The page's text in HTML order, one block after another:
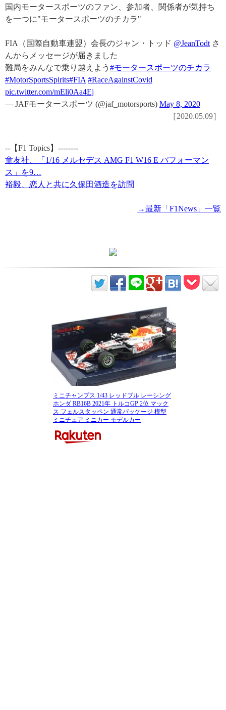
国内モータースポーツのファン、参加者、関係者が気持ち
を一つに"モータースポーツのチカラ"
FIA（国際自動車連盟）会長のジャン・トッド @JeanTodtさ
んからメッセージが届きました
難局をみんなで乗り越えよう #モータースポーツのチカラ
#MotorSportsSpirits#FIA #RaceAgainstCovid
pic.twitter.com/mEli0Aa4Ej
— JAFモータースポーツ (@jaf_motorsports) May 8, 2020
［2020.05.09］
--【F1 Topics】--------
童友社、「1/16 メルセデス AMG F1 W16 E パフォーマン
ス」を9…
裕毅、恋人と共に久保田酒造を訪問
→最新「F1News」一覧
ミニチャンプス 1/43 レッドブル レーシング
ホンダ RB16B 2021年 トルコGP 2位 マック
ス フェルスタッペン 通常パッケージ 模型
ミニチュア ミニカー モデルカー